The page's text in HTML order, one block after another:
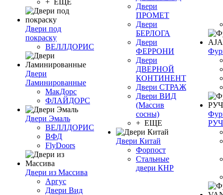
+ ЕЩЕ
Двери под
покраску
ВЕЛЛДОРИС
Двери
Ламинированные
МакДорс
ФЛАЙДОРС
Двери Эмаль
ВЕЛЛДОРИС
ВФД
FlyDoors
Двери из Массива
Аргус
Двери Вид
Двери
ПРОМЕТ
Двери
БЕРЛОГА
Двери
ФЕРРОНИ
Двери
ДВЕРНОЙ
КОНТИНЕНТ
Двери СТРАЖ
Двери ВИД
(Массив
сосны)
+ ЕЩЕ
Двери Китай
Форпост
Стальные
двери КНР